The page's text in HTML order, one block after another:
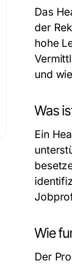
Das
der
hohe
und
Was
Ein
Wie
Der